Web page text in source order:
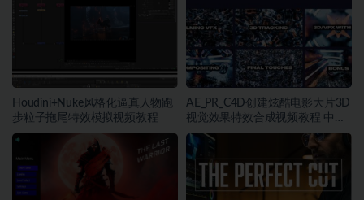
Houdini+Nuke风格化逼真人物跑
步粒子拖尾特效模拟视频教程
AE_PR_C4D创建炫酷电影大片3D
视觉效果特效合成视频教程 中英
文字幕